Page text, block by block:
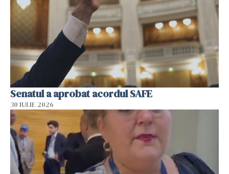
Senatul a aprobat acordul SAFE
30 IULIE 2026